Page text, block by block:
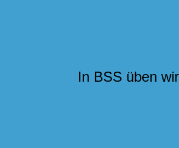
In BSS üben